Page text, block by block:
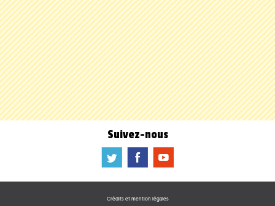
Suivez-nous
a b f
Crédits et mention légales